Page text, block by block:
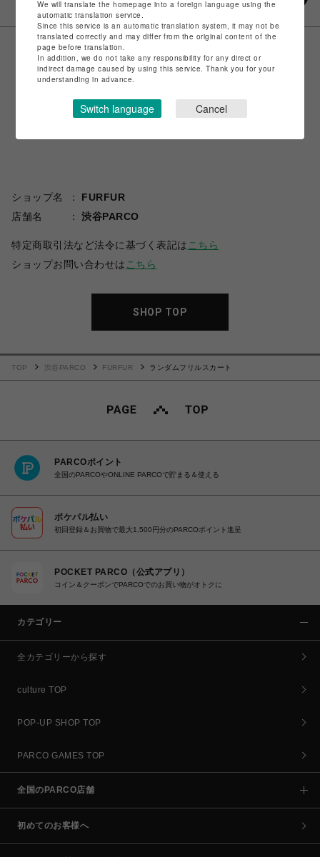
ショップ名
FURFUR
店舗名
渋谷PARCO
特定商取引法など法令に基づく表記は こちら
ショップお問い合わせは こちら
SHOP TOP
TOP 渋谷PARCO FURFUR ランダムフリルスカート
PARCOポイント
全国のPARCOやONLINE PARCOで貯まる＆使える
ポケパル払い
初回登録＆お買物で最大1,500円分のPARCOポイント進呈
POCKET PARCO（公式アプリ）
コイン＆クーポンでPARCOでのお買い物がオトクに
カテゴリー
全カテゴリーから探す
culture TOP
POP-UP SHOP TOP
PARCO GAMES TOP
全国のPARCO店舗
初めてのお客様へ
We will translate the homepage into a foreign language using the
automatic translation service.
Since this service is an automatic translation system, it may not be
translated correctly and may differ from the original content of the
page before translation.
In addition, we do not take any responsibility for any direct or
indirect damage caused by using this service. Thank you for your
understanding in advance.
Switch language Cancel